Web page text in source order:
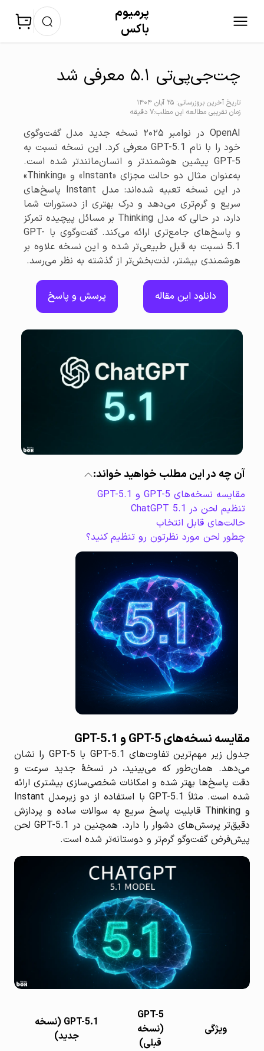
پرمیوم‌
باکس
چت‌جی‌پی‌تی ۵.۱ معرفی شد
تاریخ آخرین بروزرسانی: 25 آبان 1404
زمان تقریبی مطالعه این مطلب:7 دقیقه
OpenAI در نوامبر ۲۰۲۵ نسخه جدید مدل گفت‌وگوی
خود را با نام GPT-5.1 معرفی کرد. این نسخه نسبت به
GPT-5 پیشین هوشمندتر و انسان‌مانندتر شده است.
به‌عنوان مثال دو حالت مجزای «Instant» و «Thinking»
در این نسخه تعبیه شده‌اند: مدل Instant پاسخ‌های
سریع و گرم‌تری می‌دهد و درک بهتری از دستورات شما
دارد، در حالی که مدل Thinking بر مسائل پیچیده تمرکز
و پاسخ‌های جامع‌تری ارائه می‌کند. گفت‌وگوی با GPT-
5.1 نسبت به قبل طبیعی‌تر شده و این نسخه علاوه بر
هوشمندی بیشتر، لذت‌بخش‌تر از گذشته به نظر می‌رسد.
دانلود این مقاله پرسش و پاسخ
آن چه در این مطلب خواهید خواند:
مقایسه نسخه‌های GPT-5 و GPT-5.1
تنظیم لحن در ChatGPT 5.1
حالت‌های قابل انتخاب
چطور لحن مورد نظرتون رو تنظیم کنید؟
مقایسه نسخه‌های GPT-5 و GPT-5.1
جدول زیر مهم‌ترین تفاوت‌های GPT-5.1 با GPT-5 را نشان
می‌دهد. همان‌طور که می‌بینید، در نسخهٔ جدید سرعت و
دقت پاسخ‌ها بهتر شده و امکانات شخصی‌سازی بیشتری ارائه
شده است. مثلاً GPT-5.1 با استفاده از دو زیرمدل Instant
و Thinking قابلیت پاسخ سریع به سوالات ساده و پردازش
دقیق‌تر پرسش‌های دشوار را دارد. همچنین در GPT-5.1 لحن
پیش‌فرض گفت‌وگو گرم‌تر و دوستانه‌تر شده است.
ویژگی
GPT-5
(نسخه
قبلی)
GPT-5.1 (نسخه
جدید)